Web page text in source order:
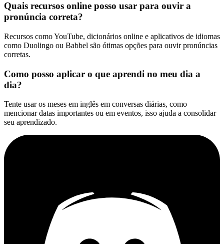
Quais recursos online posso usar para ouvir a
pronúncia correta?
Recursos como YouTube, dicionários online e aplicativos de idiomas
como Duolingo ou Babbel são ótimas opções para ouvir pronúncias
corretas.
Como posso aplicar o que aprendi no meu dia a
dia?
Tente usar os meses em inglês em conversas diárias, como
mencionar datas importantes ou em eventos, isso ajuda a consolidar
seu aprendizado.